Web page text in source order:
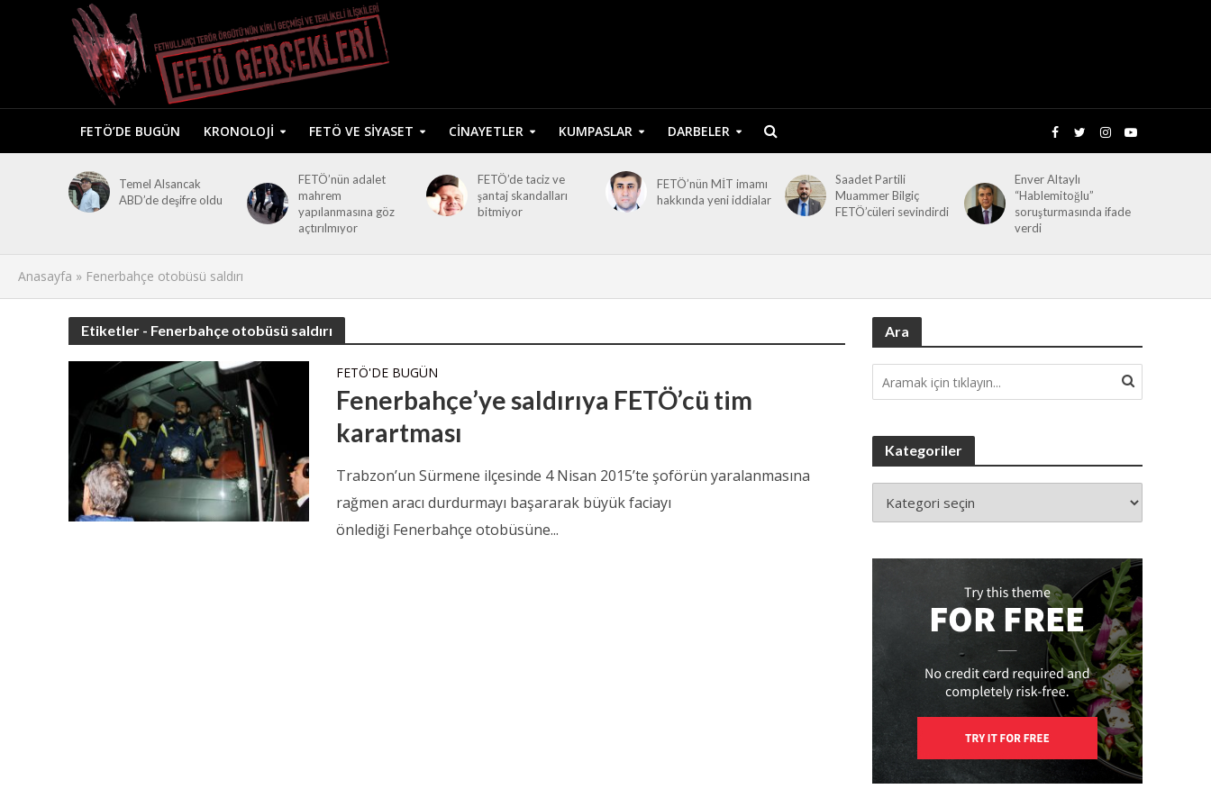
FETÖ’DE BUGÜN KRONOLOJI FETÖ VE SIYASET CINAYETLER KUMPASLAR DARBELER
Temel Alsancak
ABD’de deşifre oldu
FETÖ’nün adalet
mahrem
yapılanmasına göz
açtırılmıyor
FETÖ’de taciz ve
şantaj skandalları
bitmiyor
FETÖ’nün MİT imamı
hakkında yeni iddialar
Saadet Partili
Muammer Bilgiç
FETÖ’cüleri sevindirdi
Enver Altaylı
“Hablemitoğlu”
soruşturmasında ifade
verdi
Anasayfa » Fenerbahçe otobüsü saldırı
Etiketler - Fenerbahçe otobüsü saldırı
FETÖ'DE BUGÜN
Fenerbahçe’ye saldırıya FETÖ’cü tim
karartması
Trabzon’un Sürmene ilçesinde 4 Nisan 2015’te şoförün yaralanmasına
rağmen aracı durdurmayı başararak büyük faciayı
önlediği Fenerbahçe otobüsüne...
Ara
Kategoriler